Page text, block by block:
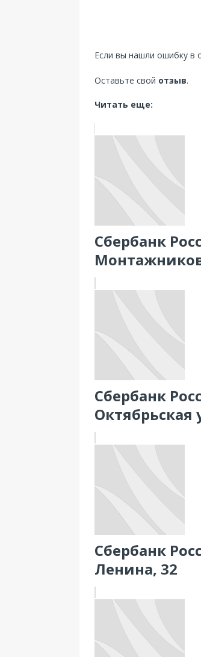
Если вы нашли ошибку в
Оставьте свой отзыв.
Читать еще:
Сбербанк
Сбербанк
Октябрьская
Сбербанк
Ленина, 32